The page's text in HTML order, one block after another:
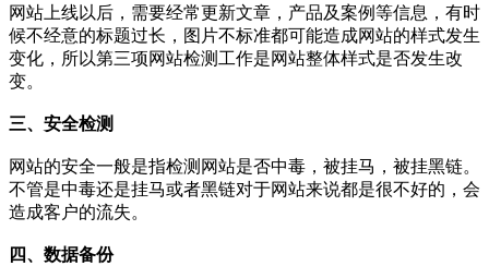
网站上线以后，需要经常更新文章，产品及案例等信息，有时
候不经意的标题过长，图片不标准都可能造成网站的样式发生
变化，所以第三项网站检测工作是网站整体样式是否发生改
变。
三、安全检测
网站的安全一般是指检测网站是否中毒，被挂马，被挂黑链。
不管是中毒还是挂马或者黑链对于网站来说都是很不好的，会
造成客户的流失。
四、数据备份